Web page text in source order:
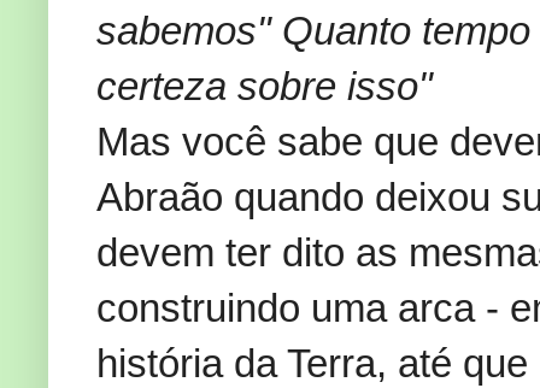
sabemos" Quanto
certeza sobre isso"
Mas você sabe que
Abraão quando deixou
devem ter dito as
construindo uma arca -
história da Terra, até